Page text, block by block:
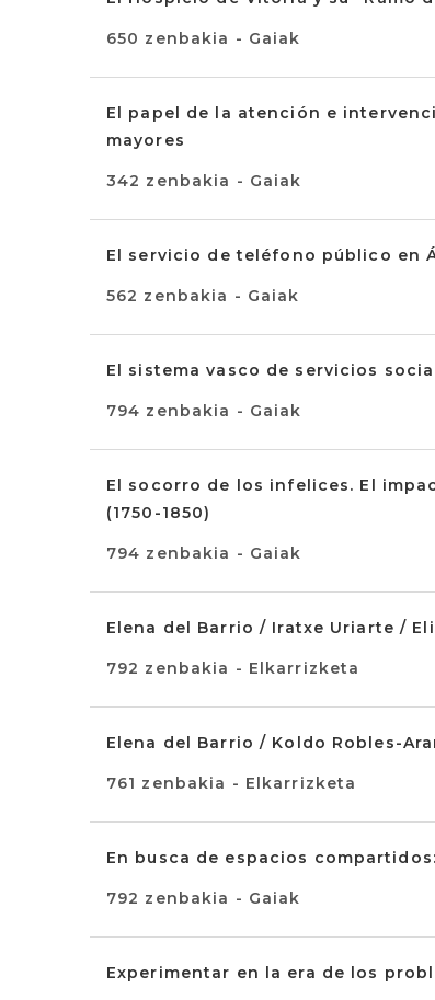
650 zenbakia - Gaiak
El papel de la atención e
mayores
342 zenbakia - Gaiak
El servicio de teléfono público en
562 zenbakia - Gaiak
El sistema vasco de servicios
794 zenbakia - Gaiak
El socorro de los infelices. El
(1750-1850)
794 zenbakia - Gaiak
Elena del Barrio / Iratxe Uriarte /
792 zenbakia - Elkarrizketa
Elena del Barrio / Koldo Robles-
761 zenbakia - Elkarrizketa
En busca de espacios
792 zenbakia - Gaiak
Experimentar en la era de los